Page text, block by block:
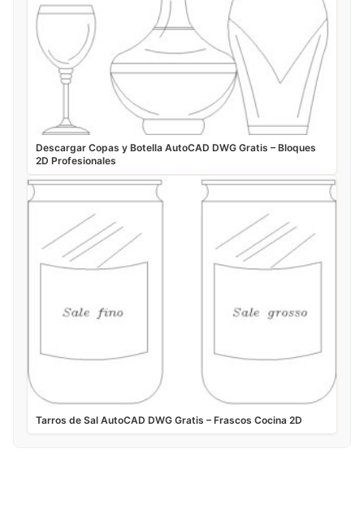
Descargar Copas y Botella AutoCAD DWG Gratis – Bloques
2D Profesionales
Tarros de Sal AutoCAD DWG Gratis – Frascos Cocina 2D